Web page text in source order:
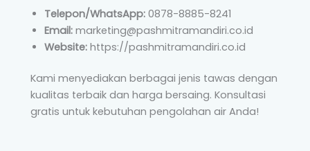
Telepon/WhatsApp: 0878-8885-8241
Email: marketing@pashmitramandiri.co.id
Website: https://pashmitramandiri.co.id
Kami menyediakan berbagai jenis tawas dengan
kualitas terbaik dan harga bersaing. Konsultasi
gratis untuk kebutuhan pengolahan air Anda!